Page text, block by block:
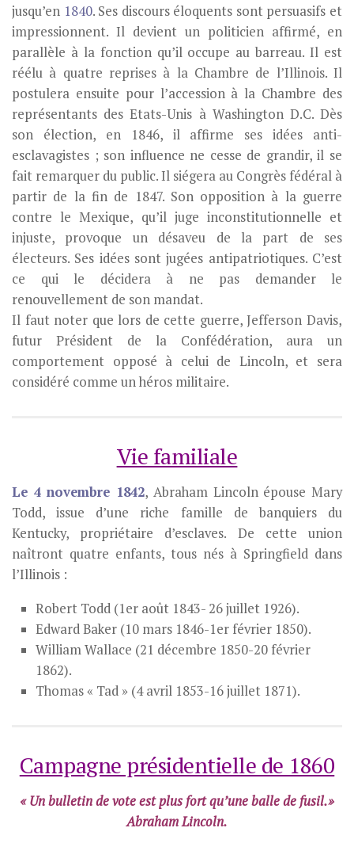
jusqu’en 1840. Ses discours éloquents sont persuasifs et
impressionnent. Il devient un politicien affirmé, en
parallèle à la fonction qu’il occupe au barreau. Il est
réélu à quatre reprises à la Chambre de l’Illinois. Il
postulera ensuite pour l’accession à la Chambre des
représentants des Etats-Unis à Washington D.C. Dès
son élection, en 1846, il affirme ses idées anti-
esclavagistes ; son influence ne cesse de grandir, il se
fait remarquer du public. Il siégera au Congrès fédéral à
partir de la fin de 1847. Son opposition à la guerre
contre le Mexique, qu’il juge inconstitutionnelle et
injuste, provoque un désaveu de la part de ses
électeurs. Ses idées sont jugées antipatriotiques. C’est
ce qui le décidera à ne pas demander le
renouvellement de son mandat.
Il faut noter que lors de cette guerre, Jefferson Davis,
futur Président de la Confédération, aura un
comportement opposé à celui de Lincoln, et sera
considéré comme un héros militaire.
Vie familiale
Le 4 novembre 1842, Abraham Lincoln épouse Mary
Todd, issue d’une riche famille de banquiers du
Kentucky, propriétaire d’esclaves. De cette union
naîtront quatre enfants, tous nés à Springfield dans
l’Illinois :
Robert Todd (1er août 1843- 26 juillet 1926).
Edward Baker (10 mars 1846-1er février 1850).
William Wallace (21 décembre 1850-20 février
1862).
Thomas « Tad » (4 avril 1853-16 juillet 1871).
Campagne présidentielle de 1860
« Un bulletin de vote est plus fort qu’une balle de fusil.»
Abraham Lincoln.